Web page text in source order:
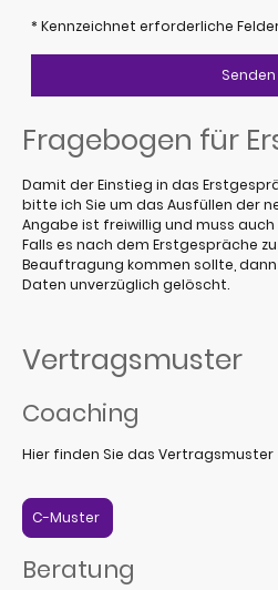
* Kennzeichnet erforderliche
Senden
Fragebogen für
Damit der Einstieg in das
bitte ich Sie um das Ausfüllen der
Angabe ist freiwillig und muss
Falls es nach dem Erstgespräche
Beauftragung kommen sollte,
Daten unverzüglich gelöscht.
Vertragsmuster
Coaching
Hier finden Sie das
C-Muster
Beratung